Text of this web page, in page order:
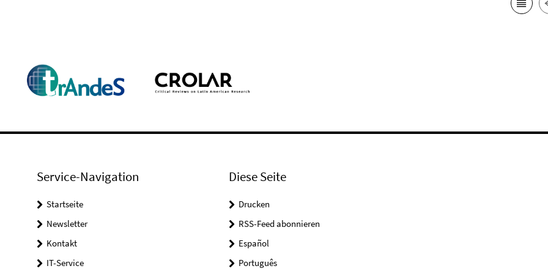
Service-Navigation
Startseite
Newsletter
Kontakt
IT-Service
Diese Seite
Drucken
RSS-Feed abonnieren
Español
Português